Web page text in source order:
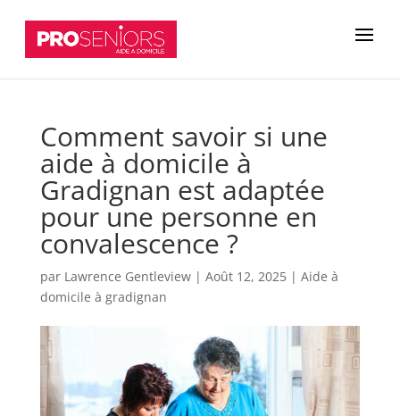
Comment savoir si une
aide à domicile à
Gradignan est adaptée
pour une personne en
convalescence ?
par Lawrence Gentleview| Août 12, 2025| Aide à
domicile à gradignan